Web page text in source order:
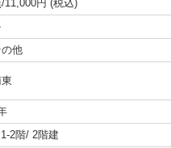
11,000円 (税込)
他
2階/ 2階建